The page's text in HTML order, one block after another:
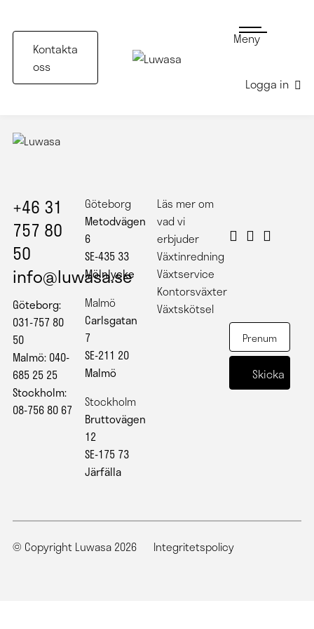
Kontakta
oss
Meny
Logga in
+46 31
757 80
50
info@luwasa.se
Göteborg:
031-757 80
50
Malmö: 040-
685 25 25
Stockholm:
08-756 80 67
Göteborg
Metodvägen
6
SE-435 33
Mölnlycke
Malmö
Carlsgatan
7
SE-211 20
Malmö
Stockholm
Bruttovägen
12
SE-175 73
Järfälla
Läs mer om
vad vi
erbjuder
Växtinredning
Växtservice
Kontorsväxter
Växtskötsel
© Copyright Luwasa 2026 Integritetspolicy